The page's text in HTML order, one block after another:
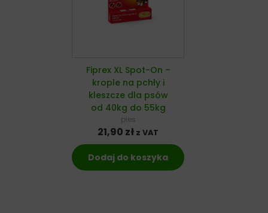
Fiprex XL Spot-On –
krople na pchły i
kleszcze dla psów
od 40kg do 55kg
pies
21,90 zł z VAT
Dodaj do koszyka